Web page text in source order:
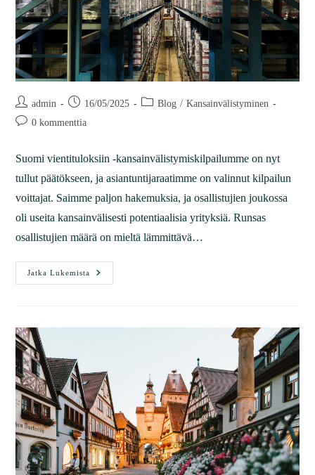
admin 16/05/2025 Blog / Kansainvälistyminen
0 kommenttia
Suomi vientituloksiin -kansainvälistymiskilpailumme on nyt
tullut päätökseen, ja asiantuntijaraatimme on valinnut kilpailun
voittajat. Saimme paljon hakemuksia, ja osallistujien joukossa
oli useita kansainvälisesti potentiaalisia yrityksiä. Runsas
osallistujien määrä on mieltä lämmittävä…
Jatka Lukemista